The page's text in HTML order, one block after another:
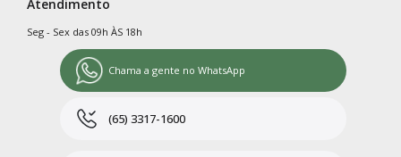
Atendimento
Seg - Sex das 09h ÀS 18h
Chama a gente no WhatsApp
(65) 3317-1600